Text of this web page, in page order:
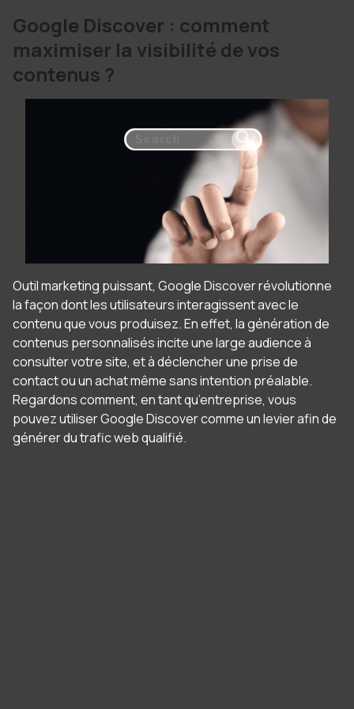
Google Discover : comment
maximiser la visibilité de vos
contenus ?
Outil marketing puissant, Google Discover révolutionne
la façon dont les utilisateurs interagissent avec le
contenu que vous produisez. En effet, la génération de
contenus personnalisés incite une large audience à
consulter votre site, et à déclencher une prise de
contact ou un achat même sans intention préalable.
Regardons comment, en tant qu’entreprise, vous
pouvez utiliser Google Discover comme un levier afin de
générer du trafic web qualifié.